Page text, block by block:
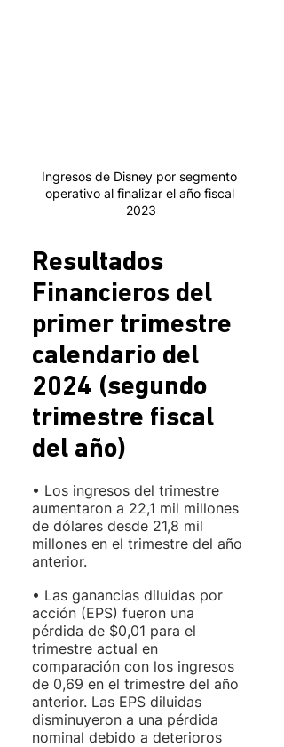
Ingresos de Disney por segmento
operativo al finalizar el año fiscal
2023
Resultados
Financieros del
primer trimestre
calendario del
2024 (segundo
trimestre fiscal
del año)
• Los ingresos del trimestre
aumentaron a 22,1 mil millones
de dólares desde 21,8 mil
millones en el trimestre del año
anterior.
• Las ganancias diluidas por
acción (EPS) fueron una
pérdida de $0,01 para el
trimestre actual en
comparación con los ingresos
de 0,69 en el trimestre del año
anterior. Las EPS diluidas
disminuyeron a una pérdida
nominal debido a deterioros